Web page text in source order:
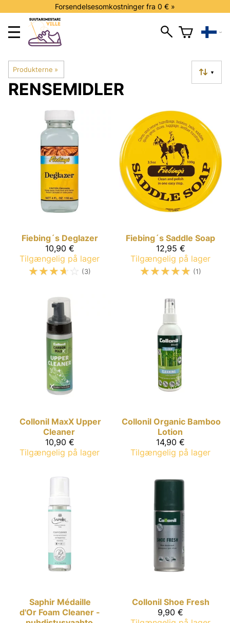
Forsendelsesomkostninger fra 0 € »
Produkterne ‪» ▼
RENSEMIDLER
Fiebing´s Deglazer
10,90 €
Tilgængelig på lager
☆☆☆☆ ☆ (3)
Fiebing´s Saddle Soap
12,95 €
Tilgængelig på lager
☆☆☆☆☆ (1)
Collonil MaxX Upper
Cleaner
10,90 €
Tilgængelig på lager
Collonil Organic Bamboo
Lotion
14,90 €
Tilgængelig på lager
Saphir Médaille
d'Or Foam Cleaner -
Collonil Shoe Fresh
9,90 €